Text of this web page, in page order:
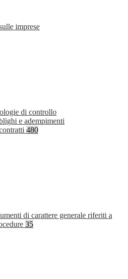
imprese
di controllo
e adempimenti
480
di carattere generale riferiti a
35